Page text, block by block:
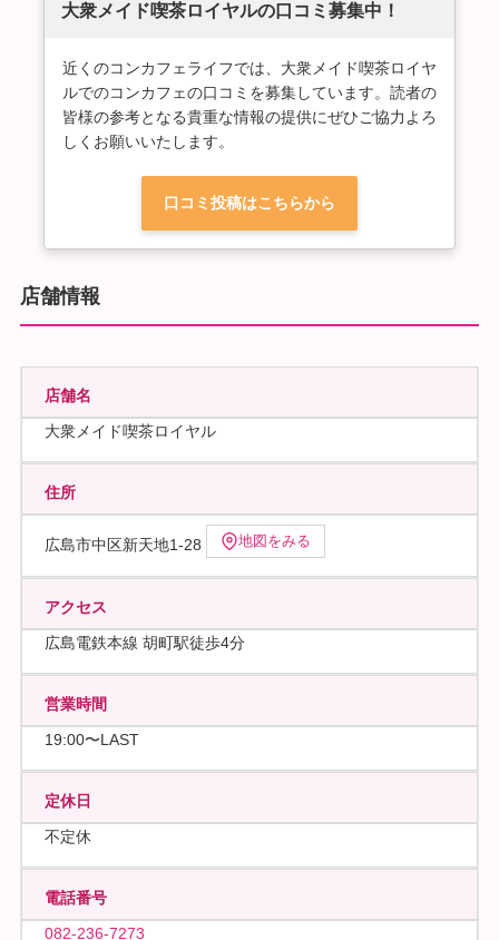
大衆メイド喫茶ロイヤルの口コミ募集中！
近くのコンカフェライフでは、大衆メイド喫茶ロイヤ
ルでのコンカフェの口コミを募集しています。読者の
皆様の参考となる貴重な情報の提供にぜひご協力よろ
しくお願いいたします。
口コミ投稿はこちらから
店舗情報
店舗名
大衆メイド喫茶ロイヤル
住所
広島市中区新天地1-28 地図をみる
アクセス
広島電鉄本線 胡町駅徒歩4分
営業時間
19:00〜LAST
定休日
不定休
電話番号
082-236-7273